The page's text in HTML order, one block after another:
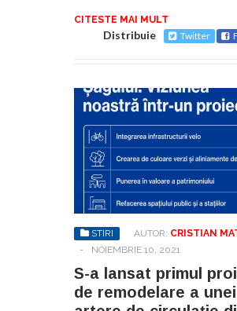
CITESTE MAI MULT
Distribuie Twitter
STIRI AUTOR: CRISTIAN
-
NOIEMBRIE 10, 2021
S-a lansat primul
de remodelare a unei